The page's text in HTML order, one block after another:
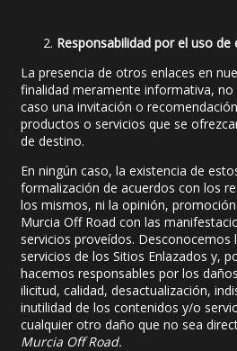
Responsabilidad por el uso de
La presencia de otros enlaces en
finalidad meramente informativa,
caso una invitación o
productos o servicios que se
de destino.
En ningún caso, la existencia de
formalización de acuerdos con los
los mismos, ni la opinión,
Murcia Off Road con las
servicios proveídos. Desconocemos
servicios de los Sitios Enlazados y,
hacemos responsables por los
ilicitud, calidad, desactualización,
inutilidad de los contenidos y/o
cualquier otro daño que no sea
Murcia Off Road.